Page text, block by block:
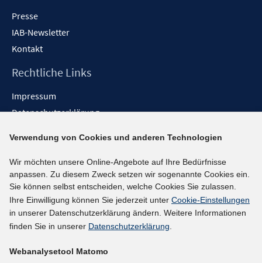
Presse
IAB-Newsletter
Kontakt
Rechtliche Links
Impressum
Datenschutzerklärung
Barrieren melden
Social-Media-Kanäle
BlueSky
YouTube
LinkedIn
kununu
Verwendung von Cookies und anderen Technologien
Wir möchten unsere Online-Angebote auf Ihre Bedürfnisse
anpassen. Zu diesem Zweck setzen wir sogenannte Cookies ein.
Sie können selbst entscheiden, welche Cookies Sie zulassen.
Ihre Einwilligung können Sie jederzeit unter Cookie-Einstellungen
in unserer Datenschutzerklärung ändern. Weitere Informationen
finden Sie in unserer Datenschutzerklärung.
Webanalysetool Matomo